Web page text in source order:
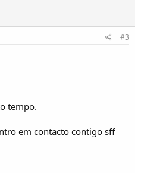
#3
tempo.
em contacto contigo sff